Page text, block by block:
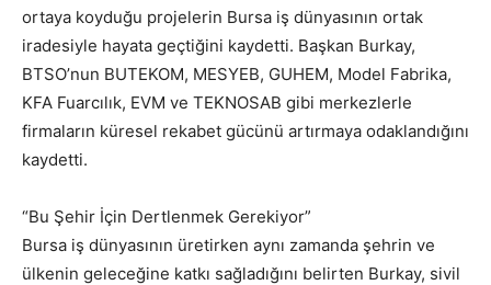
ortaya koyduğu projelerin Bursa iş dünyasının ortak
iradesiyle hayata geçtiğini kaydetti. Başkan Burkay,
BTSO’nun BUTEKOM, MESYEB, GUHEM, Model Fabrika,
KFA Fuarcılık, EVM ve TEKNOSAB gibi merkezlerle
firmaların küresel rekabet gücünü artırmaya odaklandığını
kaydetti.
“Bu Şehir İçin Dertlenmek Gerekiyor”
Bursa iş dünyasının üretirken aynı zamanda şehrin ve
ülkenin geleceğine katkı sağladığını belirten Burkay, sivil